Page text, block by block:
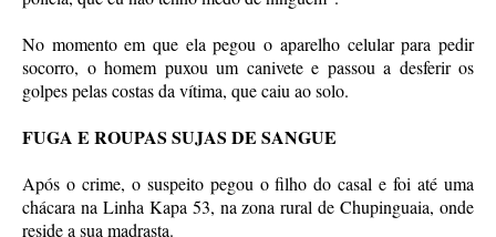
No momento em que ela pegou o aparelho celular para pedir
socorro, o homem puxou um canivete e passou a desferir os
golpes pelas costas da vítima, que caiu ao solo.
FUGA E ROUPAS SUJAS DE SANGUE
Após o crime, o suspeito pegou o filho do casal e foi até uma
chácara na Linha Kapa 53, na zona rural de Chupinguaia, onde
reside a sua madrasta.